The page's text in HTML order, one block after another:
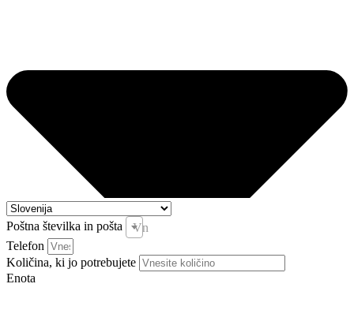
Poštna številka in pošta
Vnesite pošto in kraj *
Telefon
Količina, ki jo potrebujete
Enota